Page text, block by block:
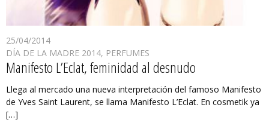
25/04/2014
DÍA DE LA MADRE 2014, PERFUMES
Manifesto L’Eclat, feminidad al desnudo
Llega al mercado una nueva interpretación del famoso Manifesto
de Yves Saint Laurent, se llama Manifesto L’Eclat. En cosmetik ya
[…]